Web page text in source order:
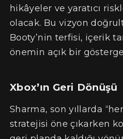
hikâyeler ve yaratıcı
olacak. Bu vizyon
Booty’nin terfisi, içerik
önemin açık bir
Xbox’ın Geri Dönüşü
Sharma, son yıllarda
stratejisi öne çıkarken